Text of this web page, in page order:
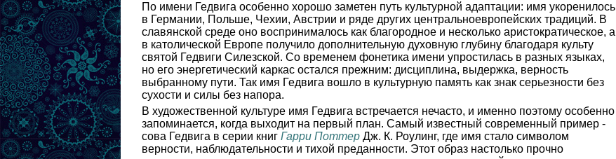
По имени Гедвига особенно хорошо заметен путь культурной адаптации: имя укоренилось
в Германии, Польше, Чехии, Австрии и ряде других центральноевропейских традиций. В
славянской среде оно воспринималось как благородное и несколько аристократическое, а
в католической Европе получило дополнительную духовную глубину благодаря культу
святой Гедвиги Силезской. Со временем фонетика имени упростилась в разных языках,
но его энергетический каркас остался прежним: дисциплина, выдержка, верность
выбранному пути. Так имя Гедвига вошло в культурную память как знак серьезности без
сухости и силы без напора.
В художественной культуре имя Гедвига встречается нечасто, и именно поэтому особенно
запоминается, когда выходит на первый план. Самый известный современный пример -
сова Гедвига в серии книг Гарри Поттер Дж. К. Роулинг, где имя стало символом
верности, наблюдательности и тихой преданности. Этот образ настолько прочно